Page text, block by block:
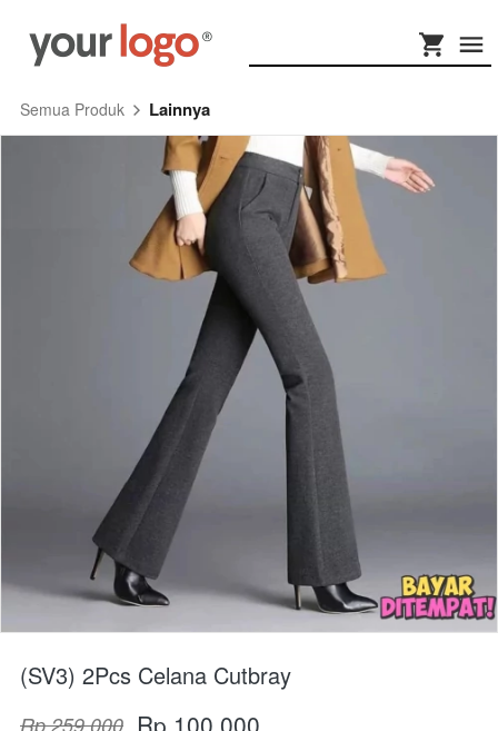
Semua Produk Lainnya
(SV3) 2Pcs Celana Cutbray
Rp 259.000 Rp 100.000